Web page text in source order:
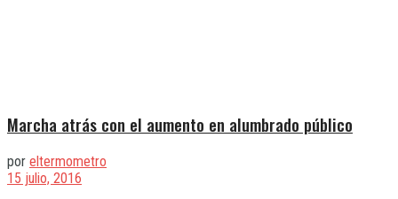
Marcha atrás con el aumento en alumbrado público
por eltermometro
15 julio, 2016